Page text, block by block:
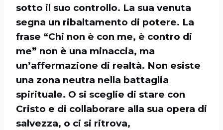
sotto il suo controllo. La sua venuta
segna un ribaltamento di potere. La
frase “Chi non è con me, è contro di
me” non è una minaccia, ma
un’affermazione di realtà. Non esiste
una zona neutra nella battaglia
spirituale. O si sceglie di stare con
Cristo e di collaborare alla sua opera di
salvezza, o ci si ritrova,